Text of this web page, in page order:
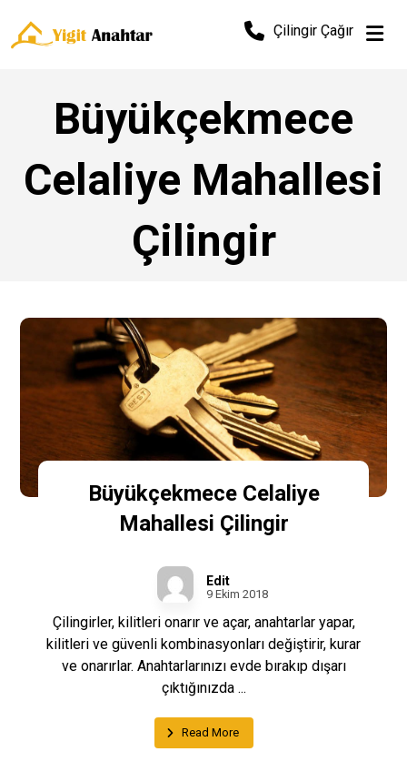
Çilingir Çağır
Büyükçekmece
Celaliye Mahallesi
Çilingir
Büyükçekmece Celaliye
Mahallesi Çilingir
Edit
9 Ekim 2018
Çilingirler, kilitleri onarır ve açar, anahtarlar yapar,
kilitleri ve güvenli kombinasyonları değiştirir, kurar
ve onarırlar. Anahtarlarınızı evde bırakıp dışarı
çıktığınızda ...
Read More